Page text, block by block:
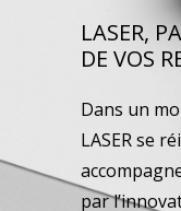
LASER,
DE VOS
Dans un
LASER se
par